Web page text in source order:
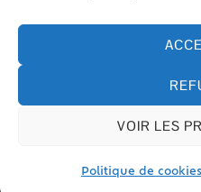
VOIR LES
Politique de cookies
Politique de
collectivités